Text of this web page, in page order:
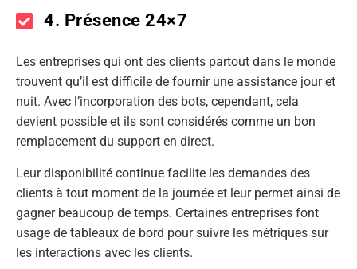
4. Présence 24×7
Les entreprises qui ont des clients partout dans le monde
trouvent qu’il est difficile de fournir une assistance jour et
nuit. Avec l’incorporation des bots, cependant, cela
devient possible et ils sont considérés comme un bon
remplacement du support en direct.
Leur disponibilité continue facilite les demandes des
clients à tout moment de la journée et leur permet ainsi de
gagner beaucoup de temps. Certaines entreprises font
usage de tableaux de bord pour suivre les métriques sur
les interactions avec les clients.